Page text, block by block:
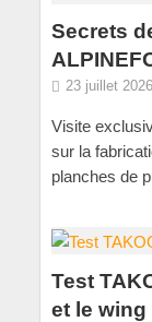
Secrets
23 juillet 2026
Visite
sur la
planches de
Test
et le wing